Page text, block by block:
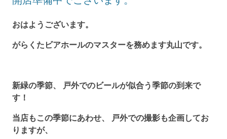
おはようございます。
がらくたビアホールのマスターを務めます丸山です。
新緑の季節、 戸外でのビールが似合う季節の到来で
す！
当店もこの季節にあわせ、 戸外での撮影も企画してお
りますが、